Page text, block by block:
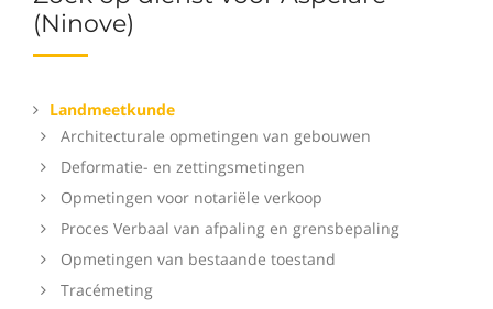
(Ninove)
Landmeetkunde
Architecturale opmetingen van gebouwen
Deformatie- en zettingsmetingen
Opmetingen voor notariële verkoop
Proces Verbaal van afpaling en grensbepaling
Opmetingen van bestaande toestand
Tracémeting